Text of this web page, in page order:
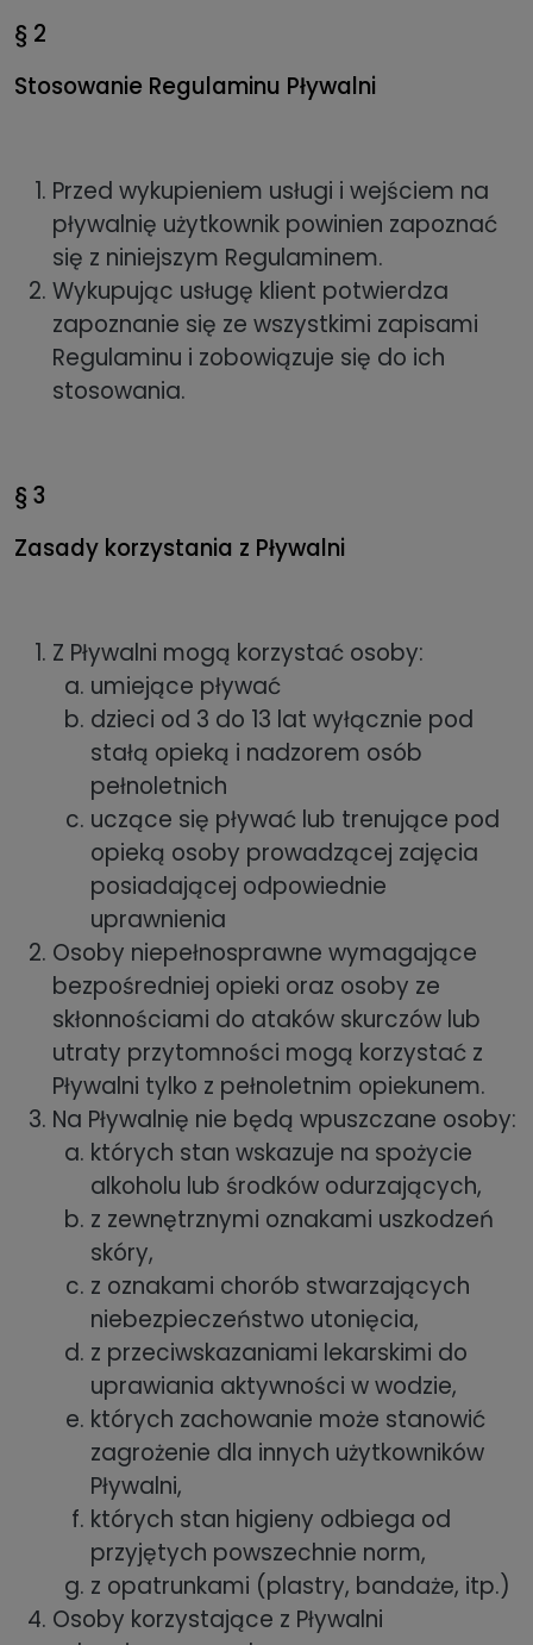
§ 2
Stosowanie Regulaminu Pływalni
Przed wykupieniem usługi i wejściem na
pływalnię użytkownik powinien zapoznać
się z niniejszym Regulaminem.
Wykupując usługę klient potwierdza
zapoznanie się ze wszystkimi zapisami
Regulaminu i zobowiązuje się do ich
stosowania.
§ 3
Zasady korzystania z Pływalni
Z Pływalni mogą korzystać osoby:
umiejące pływać
dzieci od 3 do 13 lat wyłącznie pod
stałą opieką i nadzorem osób
pełnoletnich
uczące się pływać lub trenujące pod
opieką osoby prowadzącej zajęcia
posiadającej odpowiednie
uprawnienia
Osoby niepełnosprawne wymagające
bezpośredniej opieki oraz osoby ze
skłonnościami do ataków skurczów lub
utraty przytomności mogą korzystać z
Pływalni tylko z pełnoletnim opiekunem.
Na Pływalnię nie będą wpuszczane osoby:
których stan wskazuje na spożycie
alkoholu lub środków odurzających,
z zewnętrznymi oznakami uszkodzeń
skóry,
z oznakami chorób stwarzających
niebezpieczeństwo utonięcia,
z przeciwskazaniami lekarskimi do
uprawiania aktywności w wodzie,
których zachowanie może stanowić
zagrożenie dla innych użytkowników
Pływalni,
których stan higieny odbiega od
przyjętych powszechnie norm,
z opatrunkami (plastry, bandaże, itp.)
Osoby korzystające z Pływalni